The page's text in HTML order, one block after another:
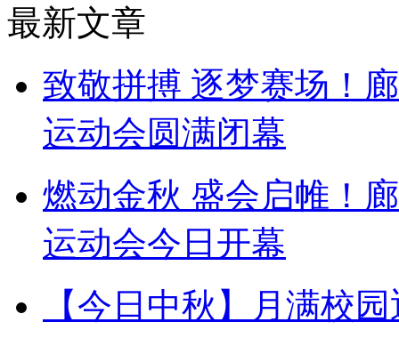
最新文章
致敬拼搏 逐梦赛场！
运动会圆满闭幕
燃动金秋 盛会启帷！
运动会今日开幕
【今日中秋】月满校